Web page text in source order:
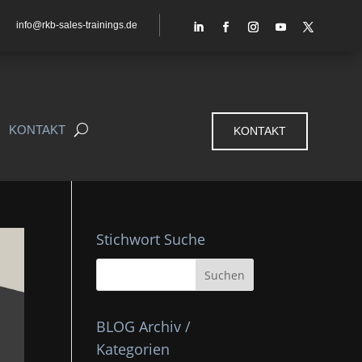
info@rkb-sales-trainings.de
KONTAKT KONTAKT
Stichwort Suche
BLOG Archiv /
Kategorien